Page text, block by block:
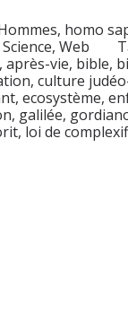
homo
Science, Web
, après-vie, bible,
, culture
, ecosystème,
, galilée,
, loi de